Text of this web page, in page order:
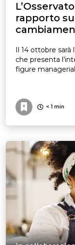
rapporto
Il 14 ottobre sarà
che presenta
figure
< 1 min